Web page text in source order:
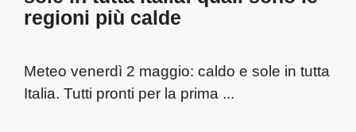
regioni più calde
Meteo venerdì 2 maggio: caldo e sole in tutta
Italia. Tutti pronti per la prima ...